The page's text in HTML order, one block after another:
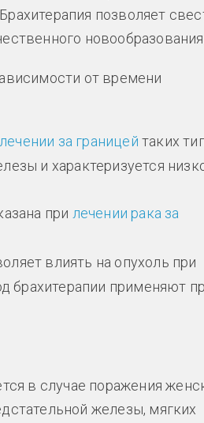
позволяет
новообразования.
от времени
лечении за границей таких
и характеризуется
при лечении рака за
влиять на опухоль при
брахитерапии применяют
в случае поражения
железы, мягких